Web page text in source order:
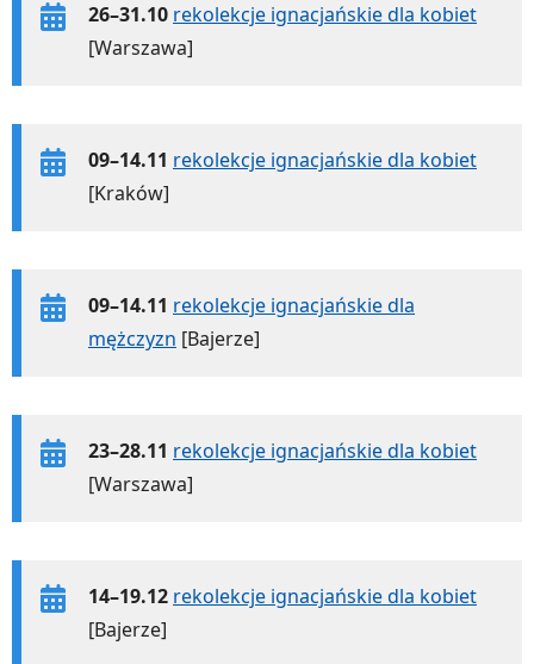
26–31.10 rekolekcje ignacjańskie dla kobiet
[Warszawa]
09–14.11 rekolekcje ignacjańskie dla kobiet
[Kraków]
09–14.11 rekolekcje ignacjańskie dla
mężczyzn [Bajerze]
23–28.11 rekolekcje ignacjańskie dla kobiet
[Warszawa]
14–19.12 rekolekcje ignacjańskie dla kobiet
[Bajerze]